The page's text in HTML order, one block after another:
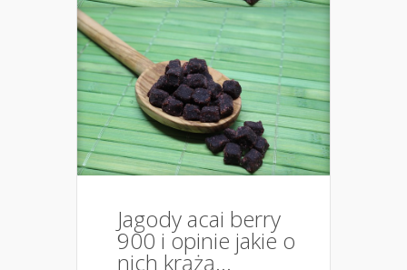
Jagody acai berry
900 i opinie jakie o
nich krążą…